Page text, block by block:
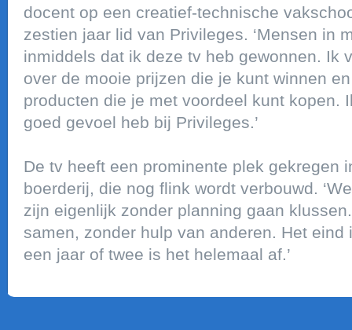
docent op een creatief-technische
zestien jaar lid van Privileges. ‘Mensen in
inmiddels dat ik deze tv heb gewonnen. Ik
over de mooie prijzen die je kunt winnen
producten die je met voordeel kunt kopen.
goed gevoel heb bij Privileges.’
De tv heeft een prominente plek gekregen
boerderij, die nog flink wordt verbouwd.
zijn eigenlijk zonder planning gaan
samen, zonder hulp van anderen. Het
een jaar of twee is het helemaal af.’